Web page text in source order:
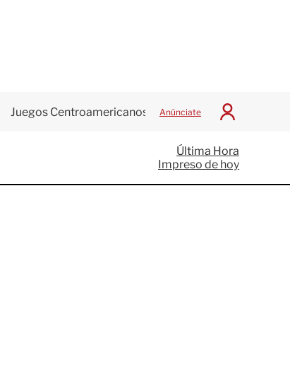
Juegos Centroamericanos Anúnciate
I
c
i
a
Última Hora
Impreso de hoy